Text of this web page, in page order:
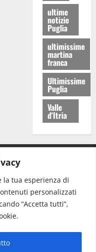
la tua esperienza di
personalizzati
“Accetta tutti”,
ultime
notizie
Puglia
ultimissime
martina
franca
Ultimissime
Puglia
Valle
d'Itria